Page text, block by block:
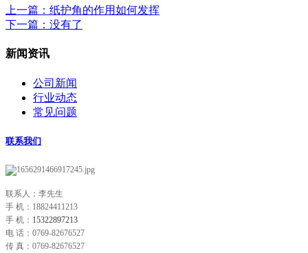
上一篇 ：纸护角的作用如何发挥
下一篇 ：没有了
新闻资讯
公司新闻
行业动态
常见问题
联系我们
联系人：李先生
手 机：18824411213
手 机： 15322897213
电 话：0769-82676527
传 真：0769-82676527